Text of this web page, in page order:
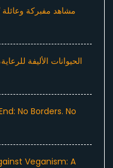
مشاهد مفبركة
الحيوانات الأليفة
No Borders. No
Veganism: A